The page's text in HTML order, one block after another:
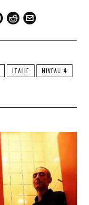
ITALIE
NIVEAU 4